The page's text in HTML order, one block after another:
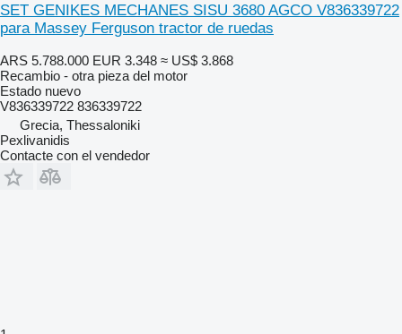
SET GENIKES MECHANES SISU 3680 AGCO V836339722
para Massey Ferguson tractor de ruedas
ARS 5.788.000 EUR 3.348 ≈ US$ 3.868
Recambio - otra pieza del motor
Estado nuevo
V836339722 836339722
Grecia, Thessaloniki
Pexlivanidis
Contacte con el vendedor